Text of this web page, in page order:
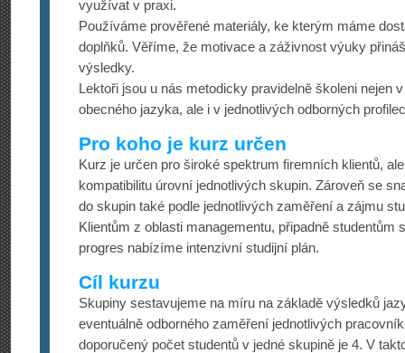
využívat v praxi.
Používáme prověřené materiály, ke kterým máme
doplňků. Věříme, že motivace a záživnost výuky
výsledky.
Lektoři jsou u nás metodicky pravidelně školeni nejen
obecného jazyka, ale i v jednotlivých odborných
Pro koho je kurz určen
Kurz je určen pro široké spektrum firemních klientů,
kompatibilitu úrovní jednotlivých skupin. Zároveň se
do skupin také podle jednotlivých zaměření a zájmu
Klientům z oblasti managementu, připadně studentům
progres nabízíme intenzivní studijní plán.
Cíl kurzu
Skupiny sestavujeme na míru na základě výsledků
eventuálně odborného zaměření jednotlivých
doporučený počet studentů v jedné skupině je 4. V